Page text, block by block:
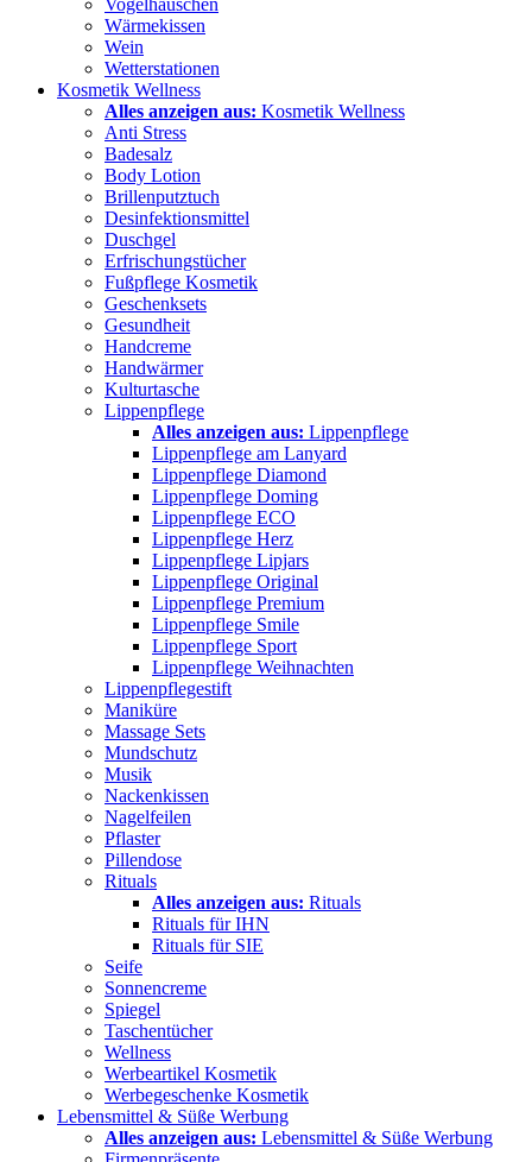
Vogelhäuschen
Wärmekissen
Wein
Wetterstationen
Kosmetik Wellness
Alles anzeigen aus: Kosmetik Wellness
Anti Stress
Badesalz
Body Lotion
Brillenputztuch
Desinfektionsmittel
Duschgel
Erfrischungstücher
Fußpflege Kosmetik
Geschenksets
Gesundheit
Handcreme
Handwärmer
Kulturtasche
Lippenpflege
Alles anzeigen aus: Lippenpflege
Lippenpflege am Lanyard
Lippenpflege Diamond
Lippenpflege Doming
Lippenpflege ECO
Lippenpflege Herz
Lippenpflege Lipjars
Lippenpflege Original
Lippenpflege Premium
Lippenpflege Smile
Lippenpflege Sport
Lippenpflege Weihnachten
Lippenpflegestift
Maniküre
Massage Sets
Mundschutz
Musik
Nackenkissen
Nagelfeilen
Pflaster
Pillendose
Rituals
Alles anzeigen aus: Rituals
Rituals für IHN
Rituals für SIE
Seife
Sonnencreme
Spiegel
Taschentücher
Wellness
Werbeartikel Kosmetik
Werbegeschenke Kosmetik
Lebensmittel & Süße Werbung
Alles anzeigen aus: Lebensmittel & Süße Werbung